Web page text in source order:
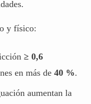
y físico:
≥ 0,6
en más de 40 %.
aumentan la